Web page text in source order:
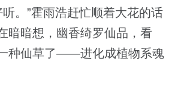
。”霍雨浩赶忙顺着大花的话
暗暗想，幽香绮罗仙品，看
种仙草了——进化成植物系魂